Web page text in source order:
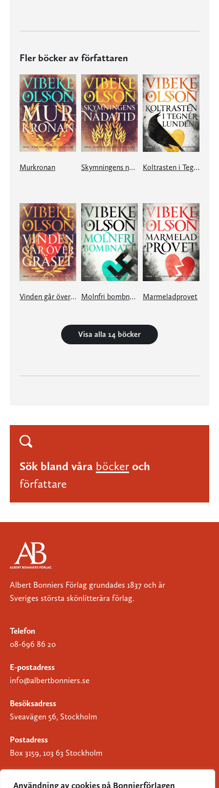
Användning av cookies på Bonnierförlagen
Fler böcker av författaren
Murkronan Skymningens nådatid Koltrasten i Tegnérlunden
Vinden går över gräset Molnfri bombnatt Marmeladprovet
Visa alla 14 böcker
Sök bland våra böcker och
författare
Albert Bonniers Förlag grundades 1837 och är
Sveriges största skönlitterära förlag.
Telefon
08-696 86 20
E-postadress
info@albertbonniers.se
Besöksadress
Sveavägen 56, Stockholm
Postadress
Box 3159, 103 63 Stockholm